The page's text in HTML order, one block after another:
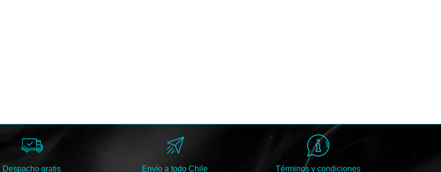
Despacho gratis Envío a todo Chile Términos y condiciones